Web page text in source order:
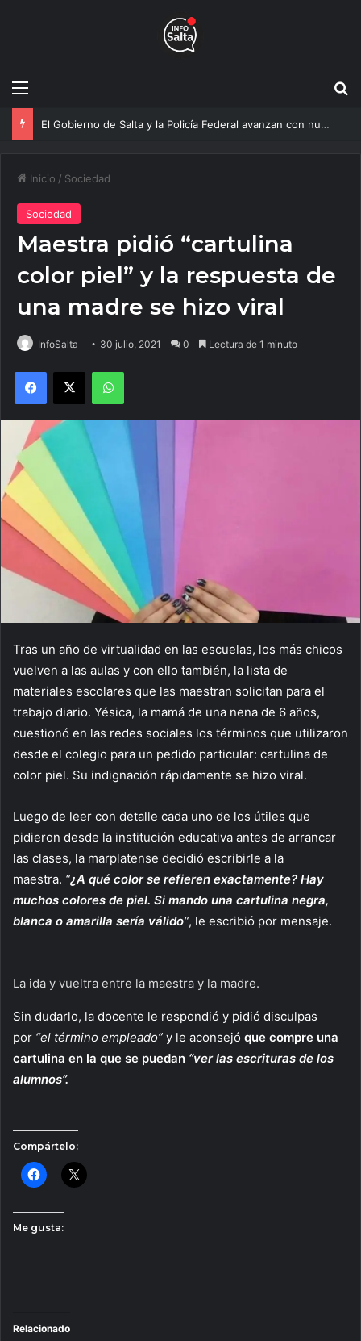
Menú
El Gobierno de Salta y la Policía Federal avanzan con nuevas medidas contra el delito
Inicio / Sociedad
Sociedad
Maestra pidió “cartulina
color piel” y la respuesta de
una madre se hizo viral
InfoSalta 30 julio, 2021 0 Lectura de 1 minuto
Facebook
X WhatsApp
Tras un año de virtualidad en las escuelas, los más chicos
vuelven a las aulas y con ello también, la lista de
materiales escolares que las maestran solicitan para el
trabajo diario. Yésica, la mamá de una nena de 6 años,
cuestionó en las redes sociales los términos que utilizaron
desde el colegio para un pedido particular: cartulina de
color piel. Su indignación rápidamente se hizo viral.
Luego de leer con detalle cada uno de los útiles que
pidieron desde la institución educativa antes de arrancar
las clases, la marplatense decidió escribirle a la
maestra. “¿A qué color se refieren exactamente? Hay
muchos colores de piel. Si mando una cartulina negra,
blanca o amarilla sería válido“, le escribió por mensaje.
La ida y vueltra entre la maestra y la madre.
Sin dudarlo, la docente le respondió y pidió disculpas
por “el término empleado” y le aconsejó que compre una
cartulina en la que se puedan “ver las escrituras de los
alumnos”.
Compártelo:
Me gusta:
Relacionado